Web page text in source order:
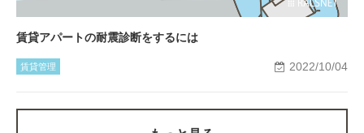
賃貸管理 2022/10/04
賃貸アパートの耐震診断をするには